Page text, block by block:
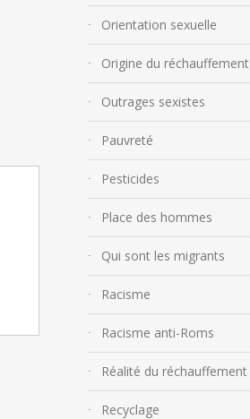
Orientation sexuelle
Origine du réchauffement
Outrages sexistes
Pauvreté
Pesticides
Place des hommes
Qui sont les migrants
Racisme
Racisme anti-Roms
Réalité du réchauffement
Recyclage